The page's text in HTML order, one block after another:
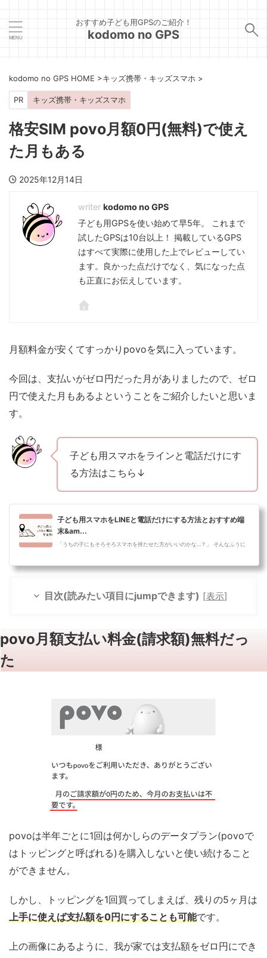
おすすめ子ども用GPSのご紹介！
kodomo no GPS
kodomo no GPS HOME >キッズ携帯・キッズスマホ >
PR キッズ携帯・キッズスマホ
格安SIM povo月額0円(無料)で使え
た月もある
2025年12月14日
kodomo no GPS
子ども用GPSを使い始めて早5年。 これまで
試したGPSは10台以上！ 掲載しているGPS
はすべて実際に使用した上でレビューしてい
ます。良かった点だけでなく、気になった点
も正直にお伝えしています。
月額料金が安くてすっかりpovoを気に入っています。
今回は、支払いがゼロ円だった月がありましたので、ゼロ
円で使えた月もあるよということをご紹介したいと思いま
す。
子ども用スマホをラインと電話だけにす
る方法はこちら↓
子ども用スマホをLINEと電話だけにする方法とおすすめ端
末&am...
「うちの子にもそろそろスマホを持たせた方がいいのかな…？」 そんなふうに
ど、スマホ...
目次(読みたい項目にjumpできます) [表示]
povo月額支払い料金(請求額)無料だっ
た
povoは半年ごとに1回は何かしらのデータプラン(povoで
はトッピングと呼ばれる)を購入しないと使い続けること
ができません。
しかし、トッピングを1回買ってしまえば、残りの5ヶ月は
上手に使えば支払額を0円にすることも可能です。
上の画像にあるように、我が家では支払額をゼロ円にでき